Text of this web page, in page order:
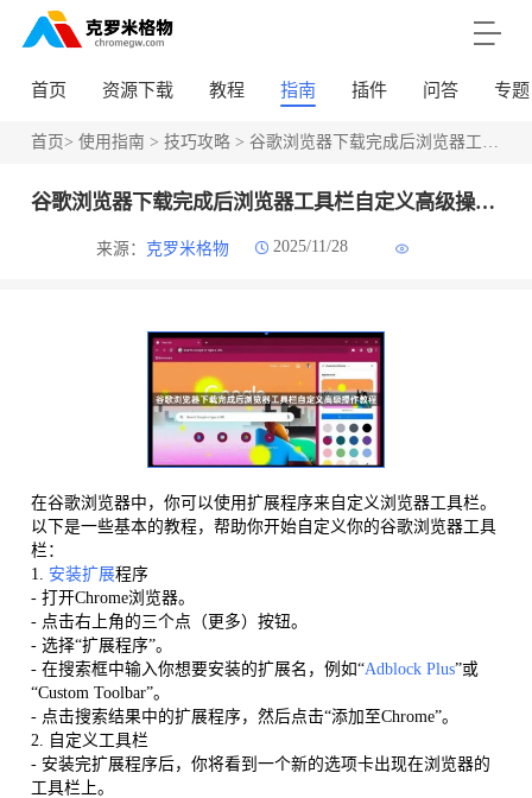
首页 资源下载 教程 指南 插件 问答 专题
首页> 使用指南 > 技巧攻略> 谷歌浏览器下载完成后浏览器工具栏自定义高级操作教程
谷歌浏览器下载完成后浏览器工具栏自定义高级操作教程
来源： 克罗米格物 2025/11/28
在谷歌浏览器中，你可以使用扩展程序来自定义浏览器工具栏。
以下是一些基本的教程，帮助你开始自定义你的谷歌浏览器工具
栏：
1. 安装扩展程序
- 打开Chrome浏览器。
- 点击右上角的三个点（更多）按钮。
- 选择“扩展程序”。
- 在搜索框中输入你想要安装的扩展名，例如“Adblock Plus”或
“Custom Toolbar”。
- 点击搜索结果中的扩展程序，然后点击“添加至Chrome”。
2. 自定义工具栏
- 安装完扩展程序后，你将看到一个新的选项卡出现在浏览器的
工具栏上。